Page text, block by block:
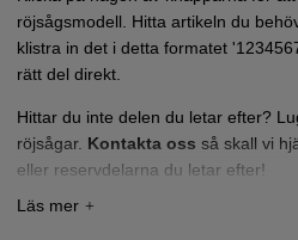
röjsågsmodell. Hitta artikeln du
klistra in det i detta formatet
rätt del direkt.
Hittar du inte delen du letar efter?
röjsågar. Kontakta oss så skall vi
eller reservdelarna du letar efter!
Tryck här för sprängskiss